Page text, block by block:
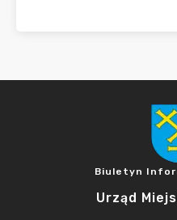
Biuletyn
Urząd